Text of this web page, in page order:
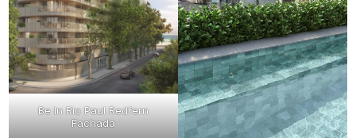
Be In Rio Paul Redfern
Fachada